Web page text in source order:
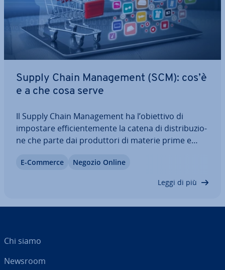
Supply Chain Ma­na­ge­ment (SCM): cos’è
e a che cosa serve
Il Supply Chain Ma­na­ge­ment ha l’obiettivo di
impostare ef­fi­cien­te­men­te la catena di di­stri­bu­zio­
ne che parte dai pro­dut­to­ri di materie prime e
domanda e offerta dei beni, i flussi di merci e di in­
E-Commerce Negozio Online
Leggi di più
Chi siamo
Newsroom